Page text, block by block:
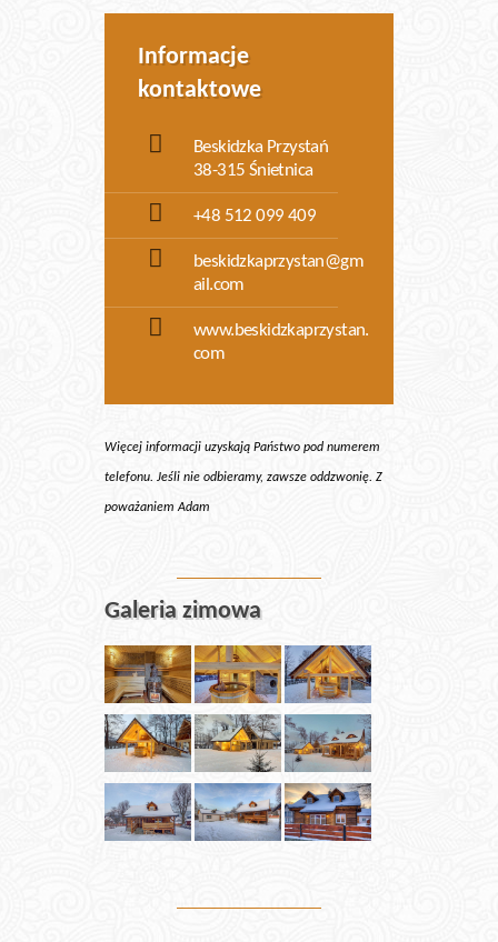
Informacje
kontaktowe
Beskidzka Przystań
38-315 Śnietnica
+48 512 099 409
beskidzkaprzystan@gm
ail.com
www.beskidzkaprzystan.
com
Więcej informacji uzyskają Państwo pod numerem
telefonu. Jeśli nie odbieramy, zawsze oddzwonię. Z
poważaniem Adam
Galeria zimowa